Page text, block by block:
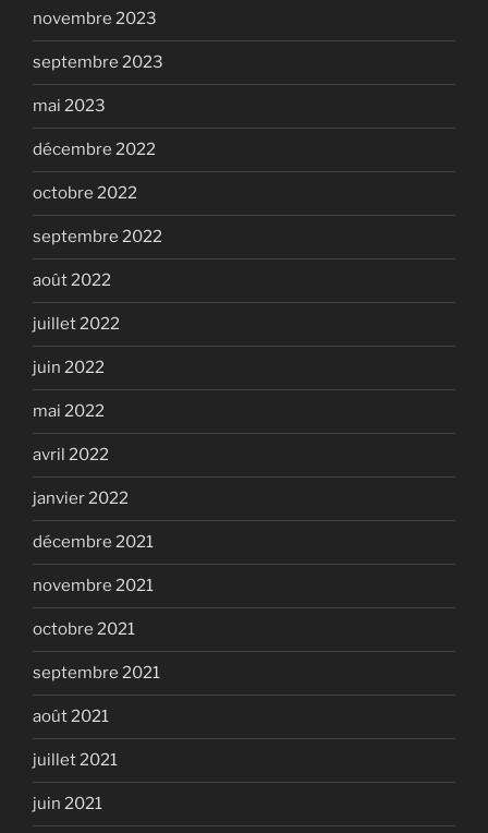
novembre 2023
septembre 2023
mai 2023
décembre 2022
octobre 2022
septembre 2022
août 2022
juillet 2022
juin 2022
mai 2022
avril 2022
janvier 2022
décembre 2021
novembre 2021
octobre 2021
septembre 2021
août 2021
juillet 2021
juin 2021